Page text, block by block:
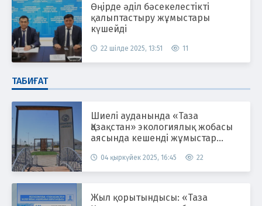
Өңірде әділ бәсекелестікті
қалыптастыру жұмыстары
күшейді
22 шілде 2025, 13:51 11
ТАБИҒАТ
Шиелі ауданында «Таза
Қазақстан» экологиялық жобасы
аясында кешенді жұмыстар
04 қыркүйек 2025, 16:45 22
Жыл қорытындысы: «Таза